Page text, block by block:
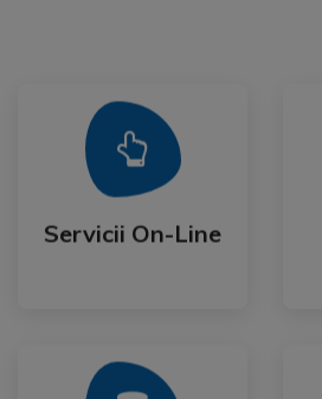
Servicii On-Line
Servicii On-Line
Mai Mult